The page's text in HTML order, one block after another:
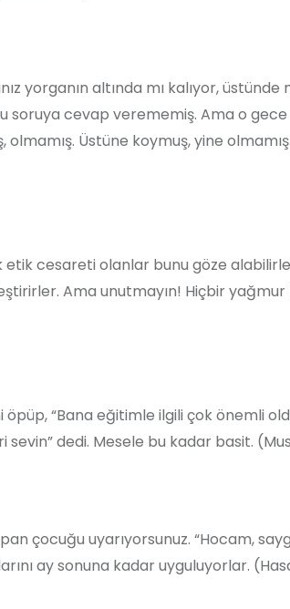
yorganın altında mı kalıyor, üstünde
soruya cevap verememiş. Ama o
olmamış. Üstüne koymuş, yine
etik cesareti olanlar bunu göze
Ama unutmayın! Hiçbir
öpüp, “Bana eğitimle ilgili çok önemli
dedi. Mesele bu kadar basit.
çocuğu uyarıyorsunuz. “Hocam,
ay sonuna kadar uyguluyorlar.